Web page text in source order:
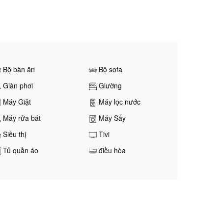
Bộ bàn ăn
Bộ sofa
Giàn phơi
Giường
Máy Giặt
Máy lọc nước
Máy rửa bát
Máy Sấy
Siêu thị
Tivi
Tủ quần áo
điều hòa